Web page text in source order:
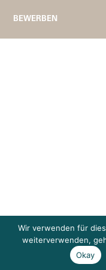
BEWERBEN
Wir verwenden für
weiterverwenden,
Okay